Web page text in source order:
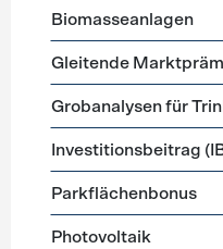
Förderprogramme
Biomasseanlagen
Gleitende
Grobanalysen für
Investitionsbeitrag
Parkflächenbonus
Photovoltaik